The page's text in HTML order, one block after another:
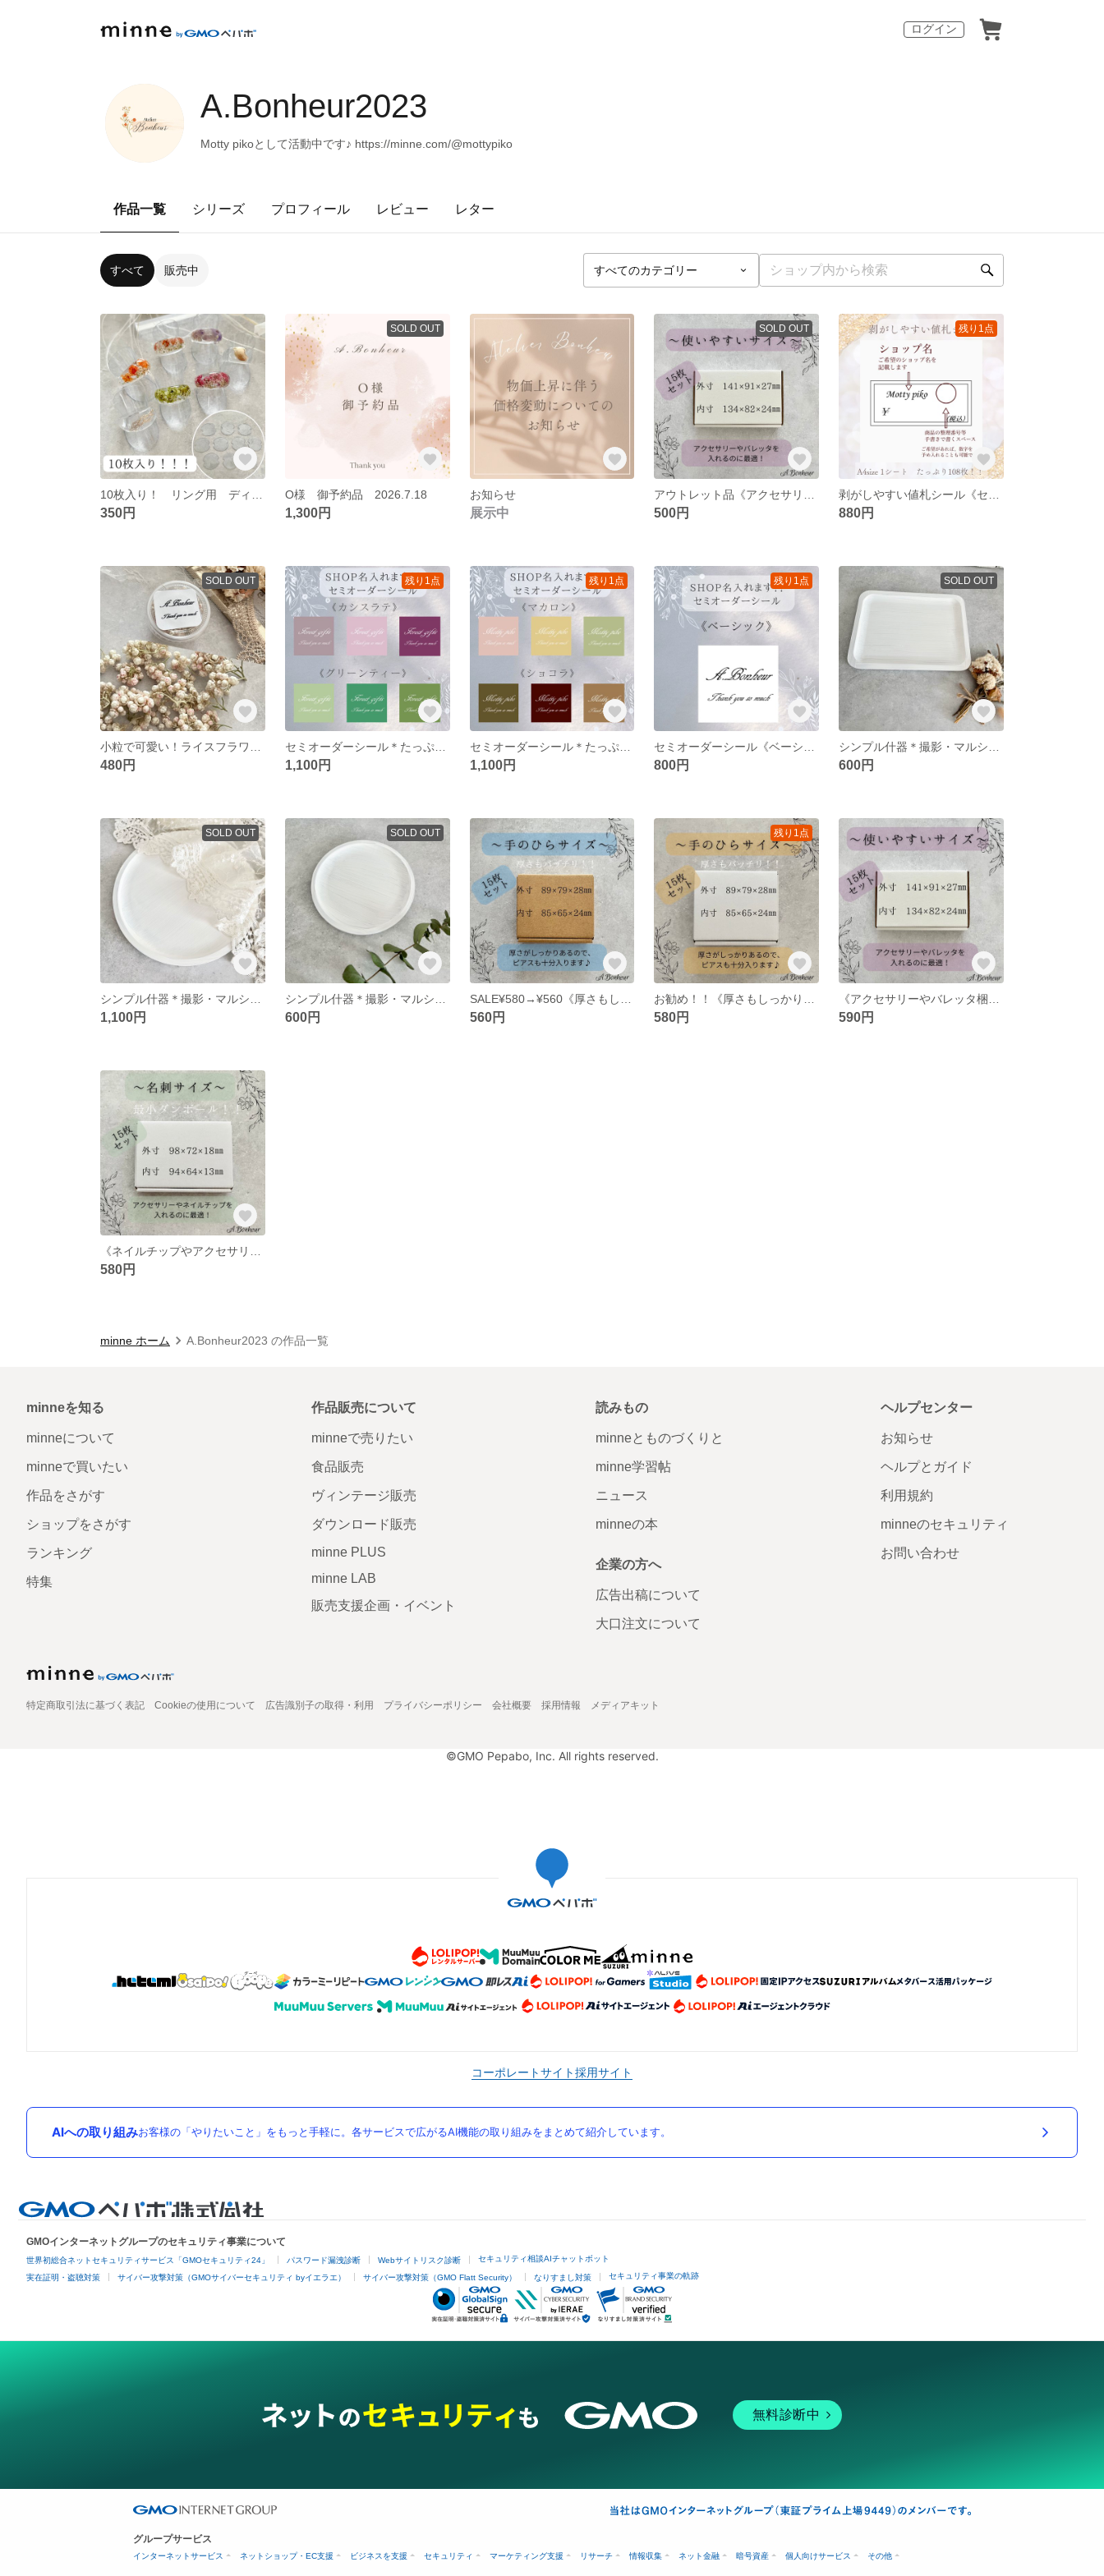
ログイン
A.Bonheur2023
Motty pikoとして活動中です♪ https://minne.com/@mottypiko
作品一覧 シリーズ プロフィール レビュー レター
すべて 販売中
350円
SOLD OUT
O様 御予約品 2026.7.18
1,300円
お知らせ
展示中
SOLD OUT
500円
残り1点
880円
SOLD OUT
480円
残り1点
セミオーダーシール＊たっぷり70枚＋7枚！！《shop名入りシール》
1,100円
残り1点
セミオーダーシール＊たっぷり70枚＋7枚！！《shop名入りシール》
1,100円
残り1点
800円
SOLD OUT
600円
SOLD OUT
1,100円
SOLD OUT
600円 560円
残り1点
580円 590円
580円
minne ホーム A.Bonheur2023 の作品一覧
minneを知る
minneについて
minneで買いたい
作品をさがす
ショップをさがす
ランキング
特集
作品販売について
minneで売りたい
食品販売
ヴィンテージ販売
ダウンロード販売
minne PLUS
minne LAB
販売支援企画・イベント
読みもの
minneとものづくりと
minne学習帖
ニュース
minneの本
企業の方へ
広告出稿について
大口注文について
ヘルプセンター
お知らせ
ヘルプとガイド
利用規約
minneのセキュリティ
お問い合わせ
特定商取引法に基づく表記 Cookieの使用について 広告識別子の取得・利用 プライバシーポリシー 会社概要 採用情報 メディアキット
©GMO Pepabo, Inc. All rights reserved.
コーポレートサイト採用サイト
AIへの取り組みお客様の「やりたいこと」をもっと手軽に。各サービスで広がるAI機能の取り組みをまとめて紹介しています。
GMOインターネットグループのセキュリティ事業について
世界初総合ネットセキュリティサービス「GMOセキュリティ24」 パスワード漏洩診断 Webサイトリスク診断 セキュリティ相談AIチャットボット
実在証明・盗聴対策 サイバー攻撃対策（GMOサイバーセキュリティ byイエラエ） サイバー攻撃対策（GMO Flatt Security） なりすまし対策 セキュリティ事業の軌跡
無料診断中
グループサービス
インターネットサービス ネットショップ・EC支援 ビジネスを支援 セキュリティ マーケティング支援 リサーチ 情報収集 ネット金融 暗号資産 個人向けサービス その他